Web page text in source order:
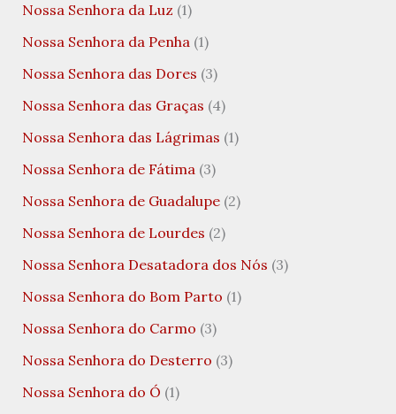
Nossa Senhora da Luz (1)
Nossa Senhora da Penha(1)
Nossa Senhora das Dores (3)
Nossa Senhora das Graças (4)
Nossa Senhora das Lágrimas (1)
Nossa Senhora de Fátima(3)
Nossa Senhora de Guadalupe(2)
Nossa Senhora de Lourdes (2)
Nossa Senhora Desatadora dos Nós (3)
Nossa Senhora do Bom Parto (1)
Nossa Senhora do Carmo (3)
Nossa Senhora do Desterro (3)
Nossa Senhora do Ó (1)